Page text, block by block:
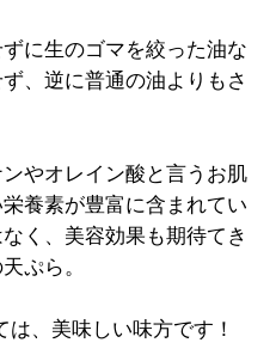
に生のゴマを絞った油な
、逆に普通の油よりもさ
やオレイン酸と言うお肌
養素が豊富に含まれてい
く、美容効果も期待てき
ぷら。
、美味しい味方です！